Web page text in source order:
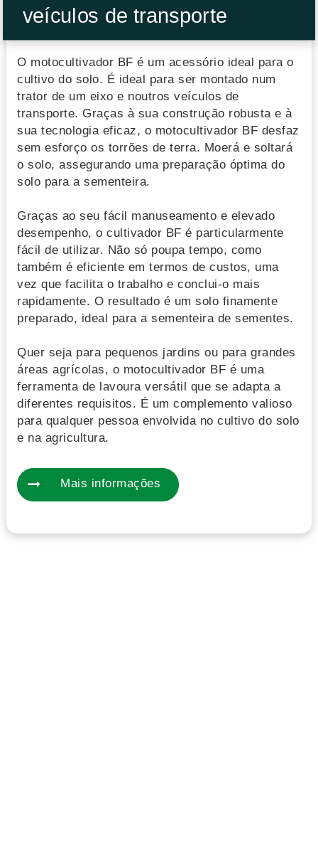
veículos de transporte
O motocultivador BF é um acessório ideal para o
cultivo do solo. É ideal para ser montado num
trator de um eixo e noutros veículos de
transporte. Graças à sua construção robusta e à
sua tecnologia eficaz, o motocultivador BF desfaz
sem esforço os torrões de terra. Moerá e soltará
o solo, assegurando uma preparação óptima do
solo para a sementeira.
Graças ao seu fácil manuseamento e elevado
desempenho, o cultivador BF é particularmente
fácil de utilizar. Não só poupa tempo, como
também é eficiente em termos de custos, uma
vez que facilita o trabalho e conclui-o mais
rapidamente. O resultado é um solo finamente
preparado, ideal para a sementeira de sementes.
Quer seja para pequenos jardins ou para grandes
áreas agrícolas, o motocultivador BF é uma
ferramenta de lavoura versátil que se adapta a
diferentes requisitos. É um complemento valioso
para qualquer pessoa envolvida no cultivo do solo
e na agricultura.
Mais informações